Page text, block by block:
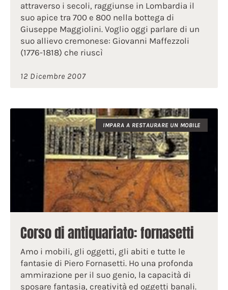
attraverso i secoli, raggiunse in Lombardia il
suo apice tra 700 e 800 nella bottega di
Giuseppe Maggiolini. Voglio oggi parlare di un
suo allievo cremonese: Giovanni Maffezzoli
(1776-1818) che riuscì
12 Dicembre 2007
IMPARA A RESTAURARE UN MOBILE
Corso di antiquariato: fornasetti
Amo i mobili, gli oggetti, gli abiti e tutte le
fantasie di Piero Fornasetti. Ho una profonda
ammirazione per il suo genio, la capacità di
sposare fantasia, creatività ed oggetti banali.